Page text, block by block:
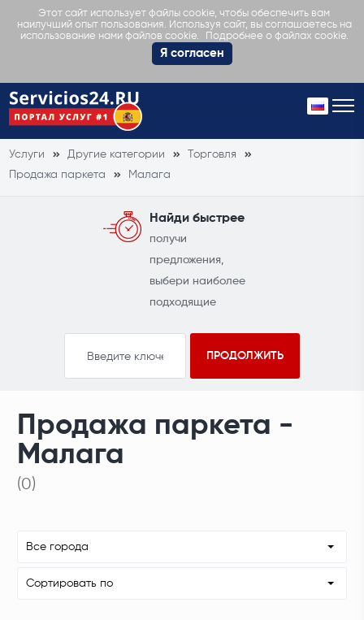
Этот сайт использует файлы cookie, чтобы обеспечить вам
наилучший опыт пользования. Используя сайт, вы соглашаетесь на
использование нами файлов cookie.
Подробнее о файлах cookie.
Я согласен
Услуги Другие категории
Торговля
Продажа паркета
Малага
Найди быстрее
получи
предложения,
выбери наиболее
подходящие
Продажа паркета -
Малага
(0)
Все города
Сортировать по